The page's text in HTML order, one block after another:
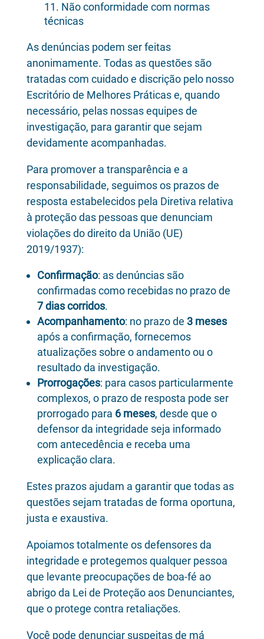
Não conformidade com normas
técnicas
As denúncias podem ser feitas
anonimamente. Todas as questões são
tratadas com cuidado e discrição pelo nosso
Escritório de Melhores Práticas e, quando
necessário, pelas nossas equipes de
investigação, para garantir que sejam
devidamente acompanhadas.
Para promover a transparência e a
responsabilidade, seguimos os prazos de
resposta estabelecidos pela Diretiva relativa
à proteção das pessoas que denunciam
violações do direito da União (UE)
2019/1937):
Confirmação: as denúncias são
confirmadas como recebidas no prazo de
7 dias corridos.
Acompanhamento: no prazo de 3 meses
após a confirmação, fornecemos
atualizações sobre o andamento ou o
resultado da investigação.
Prorrogações: para casos particularmente
complexos, o prazo de resposta pode ser
prorrogado para 6 meses, desde que o
defensor da integridade seja informado
com antecedência e receba uma
explicação clara.
Estes prazos ajudam a garantir que todas as
questões sejam tratadas de forma oportuna,
justa e exaustiva.
Apoiamos totalmente os defensores da
integridade e protegemos qualquer pessoa
que levante preocupações de boa-fé ao
abrigo da Lei de Proteção aos Denunciantes,
que o protege contra retaliações.
Você pode denunciar suspeitas de má